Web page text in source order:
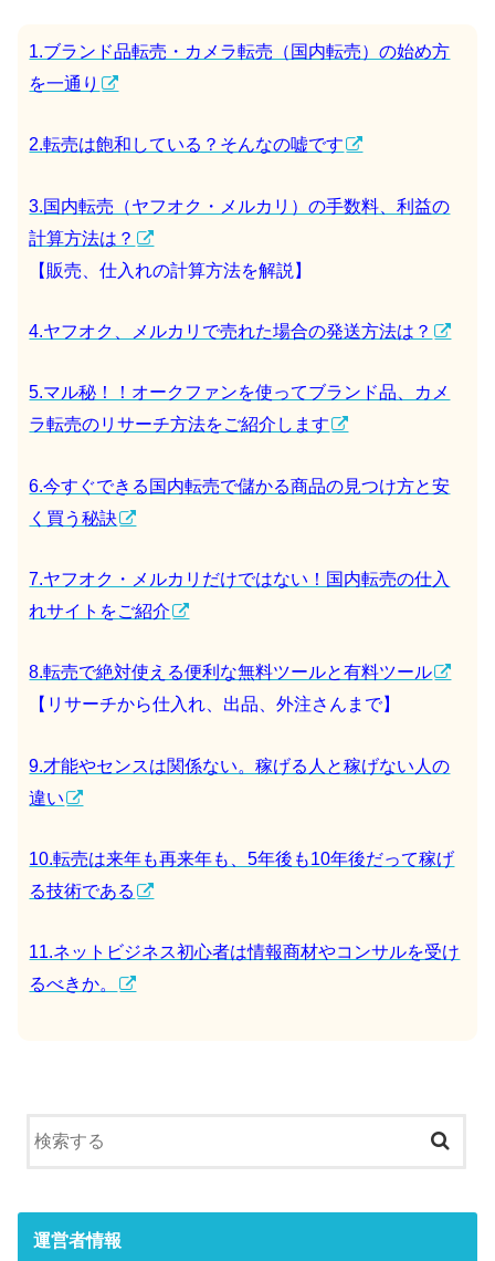
1.ブランド品転売・カメラ転売（国内転売）の始め方
を一通り
2.転売は飽和している？そんなの嘘です
3.国内転売（ヤフオク・メルカリ）の手数料、利益の
計算方法は？
【販売、仕入れの計算方法を解説】
4.ヤフオク、メルカリで売れた場合の発送方法は？
5.マル秘！！オークファンを使ってブランド品、カメ
ラ転売のリサーチ方法をご紹介します
6.今すぐできる国内転売で儲かる商品の見つけ方と安
く買う秘訣
7.ヤフオク・メルカリだけではない！国内転売の仕入
れサイトをご紹介
8.転売で絶対使える便利な無料ツールと有料ツール
【リサーチから仕入れ、出品、外注さんまで】
9.才能やセンスは関係ない。稼げる人と稼げない人の
違い
10.転売は来年も再来年も、5年後も10年後だって稼げ
る技術である
11.ネットビジネス初心者は情報商材やコンサルを受け
るべきか。
運営者情報